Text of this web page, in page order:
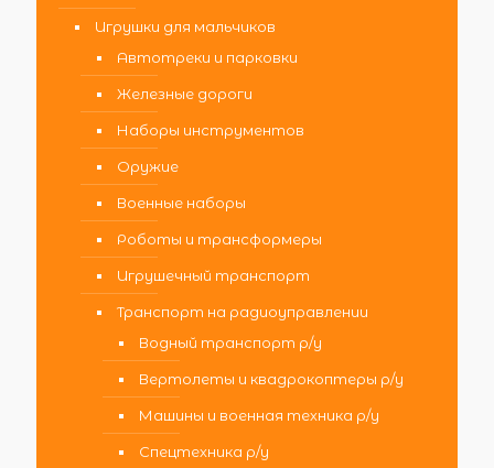
Игрушки для мальчиков
Автотреки и парковки
Железные дороги
Наборы инструментов
Оружие
Военные наборы
Роботы и трансформеры
Игрушечный транспорт
Транспорт на радиоуправлении
Водный транспорт р/у
Вертолеты и квадрокоптеры р/у
Машины и военная техника р/у
Спецтехника р/у